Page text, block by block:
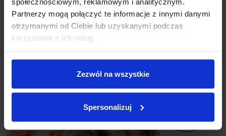
Partnerzy mogą połączyć te informacje z innymi danymi
otrzymanymi od Ciebie lub uzyskanymi podczas
korzystania z ich usług.
Zezwól na wszystkie
Spersonalizuj